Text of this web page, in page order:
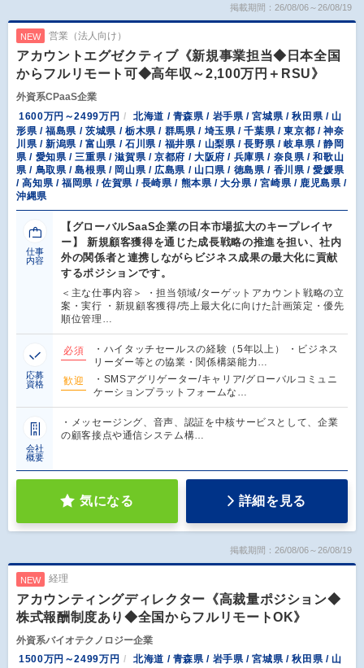
掲載期間：26/08/06～26/08/19
NEW 営業（法人向け）
アカウントエグゼクティブ《新規事業担当◆日本全国
からフルリモート可◆高年収～2,100万円＋RSU》
外資系CPaaS企業
1600万円～2499万円
北海道 / 青森県 / 岩手県 / 宮城県 / 秋田県 / 山
形県 / 福島県 / 茨城県 / 栃木県 / 群馬県 / 埼玉県 / 千葉県 / 東京都 / 神奈
川県 / 新潟県 / 富山県 / 石川県 / 福井県 / 山梨県 / 長野県 / 岐阜県 / 静岡
県 / 愛知県 / 三重県 / 滋賀県 / 京都府 / 大阪府 / 兵庫県 / 奈良県 / 和歌山
県 / 鳥取県 / 島根県 / 岡山県 / 広島県 / 山口県 / 徳島県 / 香川県 / 愛媛県
/ 高知県 / 福岡県 / 佐賀県 / 長崎県 / 熊本県 / 大分県 / 宮崎県 / 鹿児島県 /
沖縄県
仕事
内容
【グローバルSaaS企業の日本市場拡大のキープレイヤ
ー】 新規顧客獲得を通じた成長戦略の推進を担い、社内
外の関係者と連携しながらビジネス成果の最大化に貢献
するポジションです。
＜主な仕事内容＞ ・担当領域/ターゲットアカウント戦略の立
案・実行 ・新規顧客獲得/売上最大化に向けた計画策定・優先
順位管理…
応募
資格
必須
・ハイタッチセールスの経験（5年以上） ・ビジネス
リーダー等との協業・関係構築能力…
歓迎
・SMSアグリゲーター/キャリア/グローバルコミュニ
ケーションプラットフォームな…
会社
概要
・メッセージング、音声、認証を中核サービスとして、企業
の顧客接点や通信システム構…
気になる 詳細を見る
掲載期間：26/08/06～26/08/19
NEW 経理
アカウンティングディレクター《高裁量ポジション◆
株式報酬制度あり◆全国からフルリモートOK》
外資系バイオテクノロジー企業
1500万円～2499万円
北海道 / 青森県 / 岩手県 / 宮城県 / 秋田県 / 山